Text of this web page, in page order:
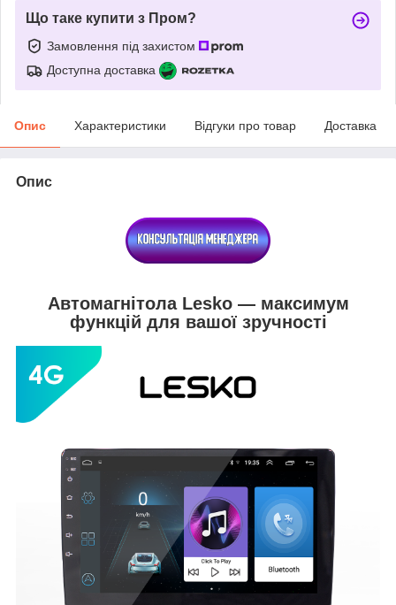
Що таке купити з Пром?
Замовлення під захистом
Доступна доставка
Опис Характеристики Відгуки про товар Доставка
Опис
Автомагнітола Lesko — максимум
функцій для вашої зручності